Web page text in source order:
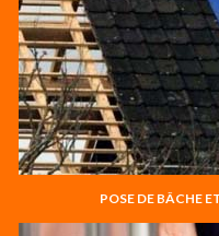
POSE DE BÂCHE